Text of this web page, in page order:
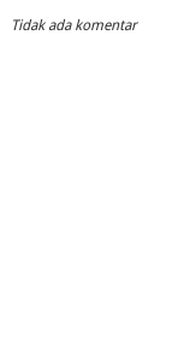
Tidak ada komentar